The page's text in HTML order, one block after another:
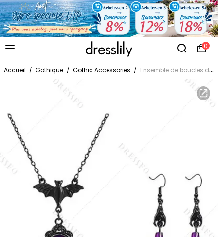
0
Accueil / Gothique / Gothic Accessories / Ensemble de boucles d'oreilles géométriques et collier en pierres artificielles style chauve-souris, accessoires gothiques pour Halloween